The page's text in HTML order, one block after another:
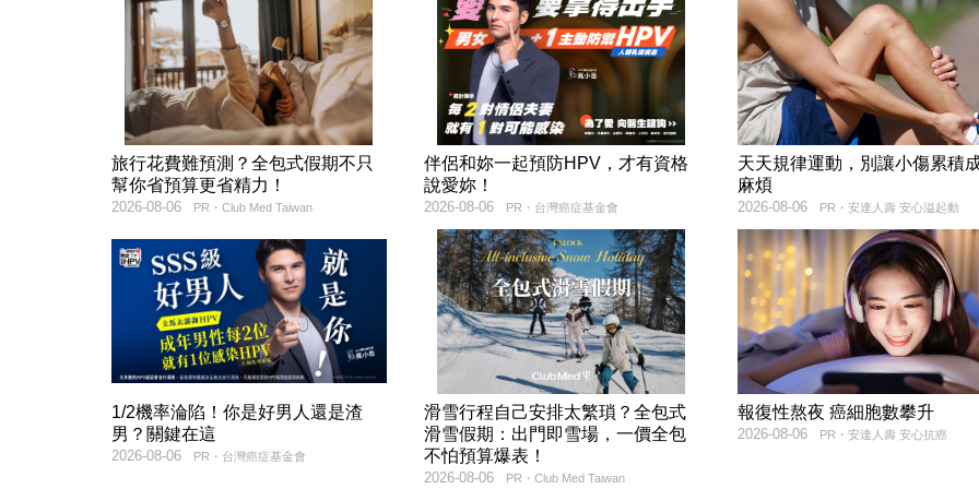
旅行花費難預測？全包式假期不只
幫你省預算更省精力！
PR・Club Med Taiwan
2026-08-06
伴侶和妳一起預防HPV，才有資格
說愛妳！
PR・台灣癌症基金會
2026-08-06
天天規律運動，別讓小傷累積
麻煩
PR・安達人壽 安心溢起動
2026-08-06
1/2機率淪陷！你是好男人還是渣
男？關鍵在這
PR・台灣癌症基金會
2026-08-06
滑雪行程自己安排太繁瑣？全包式
滑雪假期：出門即雪場，一價全包
不怕預算爆表！
PR・Club Med Taiwan
2026-08-06
報復性熬夜 癌細胞數攀升
PR・安達人壽 安心抗癌
2026-08-06